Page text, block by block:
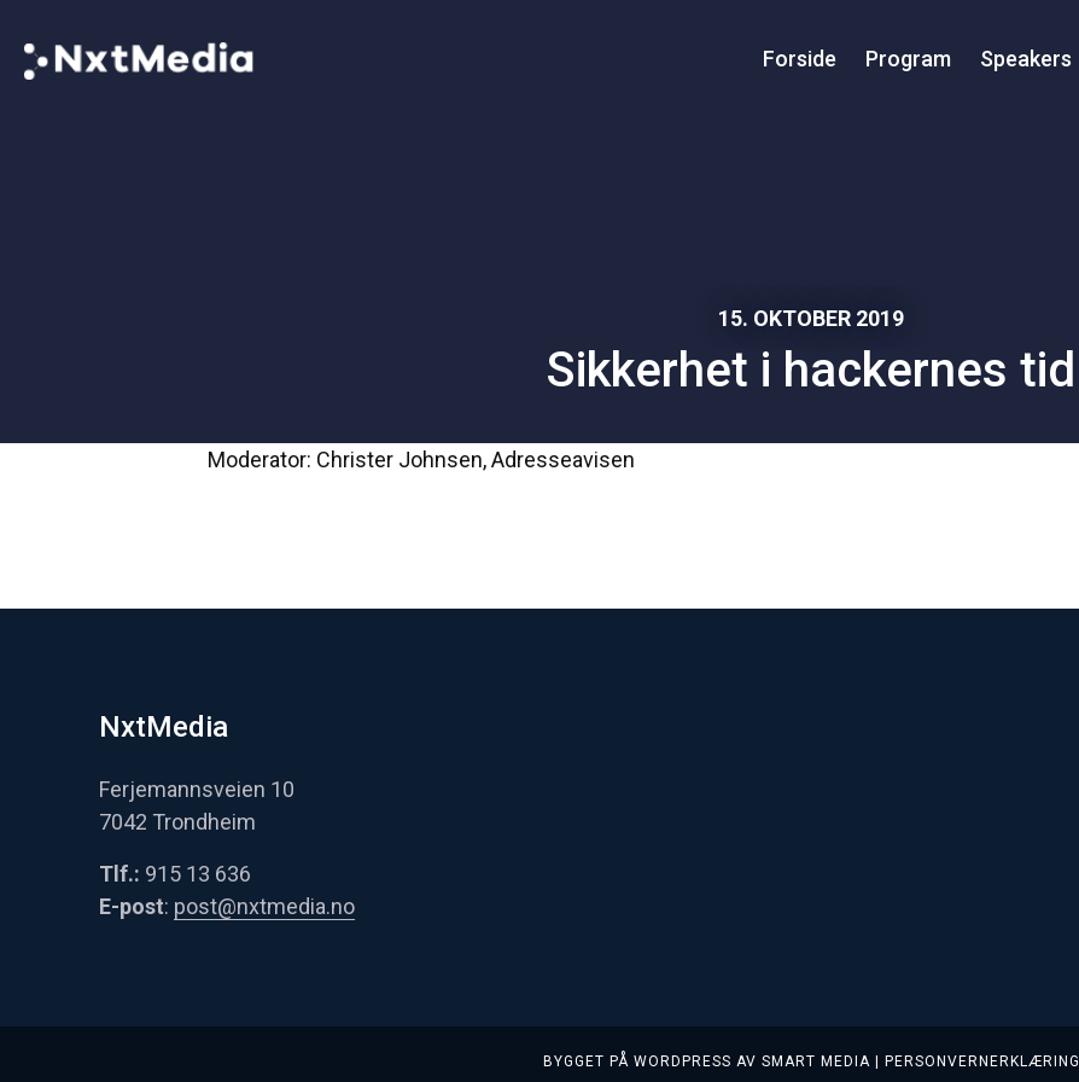
Forside Program Speakers
15. OKTOBER 2019
Sikkerhet i hackernes tid
Moderator: Christer Johnsen, Adresseavisen
NxtMedia
Ferjemannsveien 10
7042 Trondheim
Tlf.: 915 13 636
E-post: post@nxtmedia.no
BYGGET PÅ WORDPRESS AV SMART MEDIA| PERSONVERNERKLÆRING